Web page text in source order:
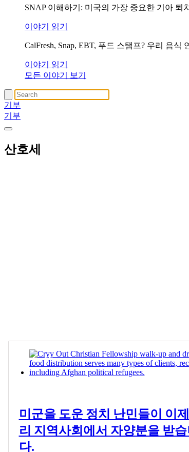
SNAP 이해하기: 미국의 가장 중요한 기아 퇴
이야기 읽기
CalFresh, Snap, EBT, 푸드 스탬프? 우리 음
이야기 읽기
모든 이야기 보기
기부
기부
산호세
미군을 도운 정치 난민들이 이
리 지역사회에서 자양분을 받습
다.